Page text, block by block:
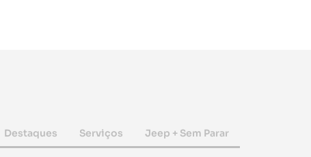
Destaques Serviços Jeep + Sem Parar